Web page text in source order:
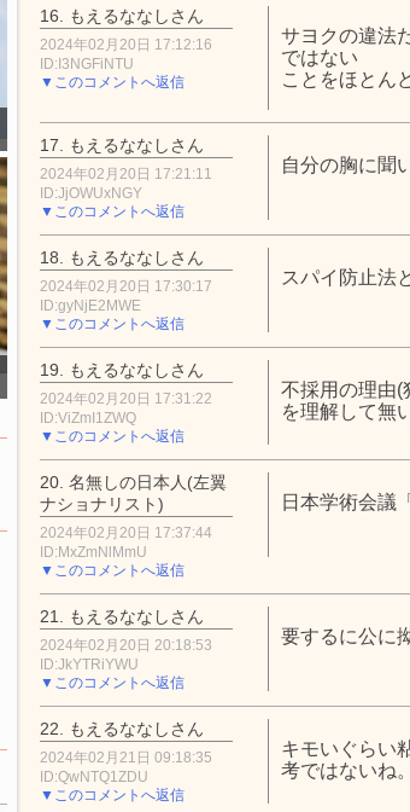
16. もえるななしさん
2024年02月20日 17:12:16
ID:I3NGFiNTU
▼このコメントへ返信
サヨクの違法
ではない
ことをほとん
17. もえるななしさん
2024年02月20日 17:21:11
ID:JjOWUxNGY
▼このコメントへ返信
自分の胸に聞
18. もえるななしさん
2024年02月20日 17:30:17
ID:gyNjE2MWE
▼このコメントへ返信
スパイ防止法
19. もえるななしさん
2024年02月20日 17:31:22
ID:ViZmI1ZWQ
▼このコメントへ返信
不採用の理由(
を理解して無
20. 名無しの日本人(左翼
ナショナリスト)
2024年02月20日 17:37:44
ID:MxZmNlMmU
▼このコメントへ返信
日本学術会議
21. もえるななしさん
2024年02月20日 20:18:53
ID:JkYTRiYWU
▼このコメントへ返信
要するに公に
22. もえるななしさん
2024年02月21日 09:18:35
ID:QwNTQ1ZDU
▼このコメントへ返信
キモいぐらい
考ではないね。